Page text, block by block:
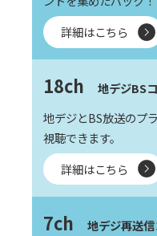
詳細はこちら
18ch 地デジBS
地デジとBS放送のプ
視聴できます。
詳細はこちら
7ch 地デジ再送信